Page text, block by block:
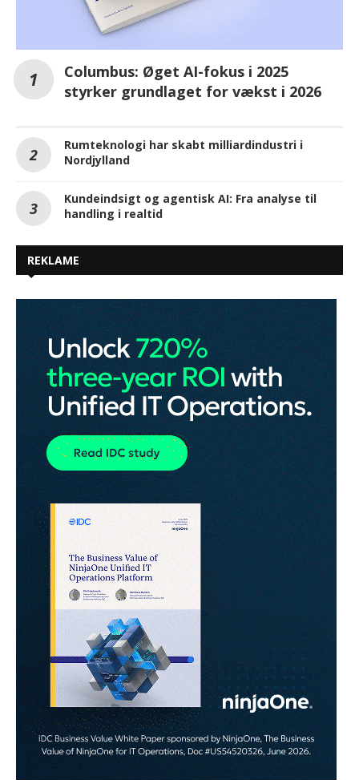
Columbus: Øget AI-fokus i 2025
styrker grundlaget for vækst i 2026
Rumteknologi har skabt milliardindustri i
Nordjylland
Kundeindsigt og agentisk AI: Fra analyse til
handling i realtid
REKLAME